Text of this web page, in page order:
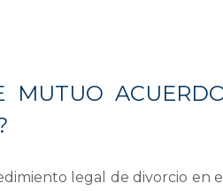
MUTUO
legal de divorcio en